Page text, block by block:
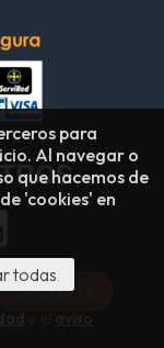
para
Al navegar o
que hacemos de
'cookies' en
todas